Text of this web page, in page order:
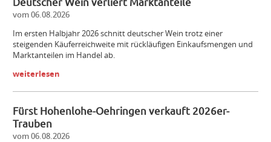
vom 06.08.2026
Im ersten Halbjahr 2026 schnitt deutscher Wein trotz einer
steigenden Käuferreichweite mit rückläufigen Einkaufsmengen und
Marktanteilen im Handel ab.
weiterlesen
Fürst Hohenlohe-Oehringen verkauft 2026er-
Trauben
vom 06.08.2026